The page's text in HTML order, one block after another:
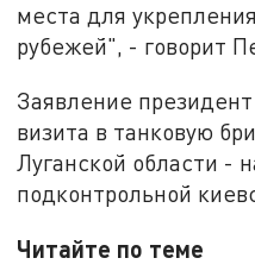
места для
рубежей", - говорит
Заявление
визита в танковую
Луганской области -
подконтрольной
Читайте по теме